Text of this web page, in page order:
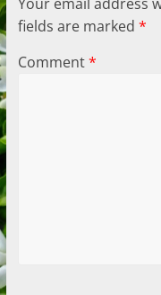
fields are marked *
Comment*